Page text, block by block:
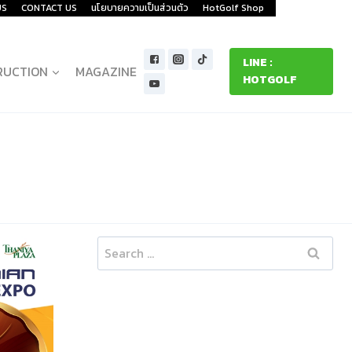
CONTACT US นโยบายความเป็นส่วนตัว HotGolf Shop
MAGAZINE
LINE :
HOTGOLF
Search
for: